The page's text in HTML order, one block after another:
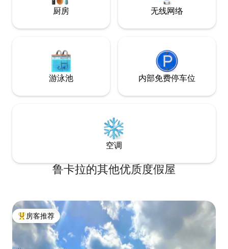
厨房 无线网络
游泳池 内部免费停车位
空调
鲁卡拉的其他优质度假屋
热门「房客推荐」
房客推荐